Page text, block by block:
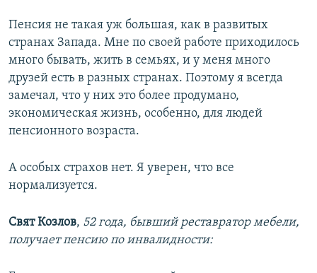
Пенсия не такая уж большая, как в развитых
странах Запада. Мне по своей работе приходилось
много бывать, жить в семьях, и у меня много
друзей есть в разных странах. Поэтому я всегда
замечал, что у них это более продумано,
экономическая жизнь, особенно, для людей
пенсионного возраста.
А особых страхов нет. Я уверен, что все
нормализуется.
Свят Козлов, 52 года, бывший реставратор мебели,
получает пенсию по инвалидности: